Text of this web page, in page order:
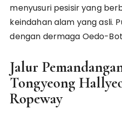
menyusuri pesisir yang
keindahan alam yang asli.
dengan dermaga Oedo-
Jalur
Tongyeong
Ropeway